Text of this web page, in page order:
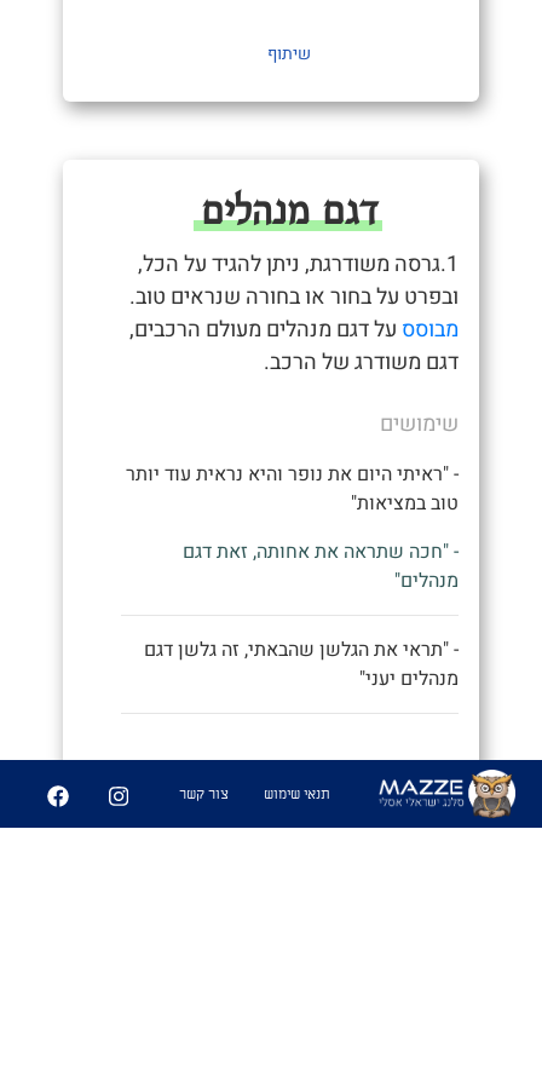
שיתוף
דגם מנהלים
1.גרסה משודרגת, ניתן להגיד על הכל,
ובפרט על בחור או בחורה שנראים טוב.
מבוסס על דגם מנהלים מעולם הרכבים,
דגם משודרג של הרכב.
שימושים
- "ראיתי היום את נופר והיא נראית עוד יותר
טוב במציאות"
- "חכה שתראה את אחותה, זאת דגם
מנהלים"
- "תראי את הגלשן שהבאתי, זה גלשן דגם
מנהלים יעני"
תנאי שימוש צור קשר